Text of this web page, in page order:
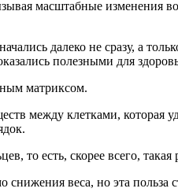
масштабные изменения
далеко не сразу, а
полезными для
матриксом.
между клетками, которая
то есть, скорее всего,
веса, но эта